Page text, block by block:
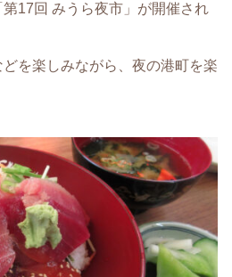
17回 みうら夜市」が開催され
を楽しみながら、夜の港町を楽